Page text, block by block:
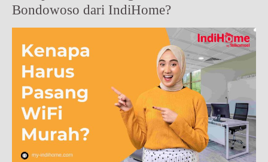
Bondowoso dari IndiHome?